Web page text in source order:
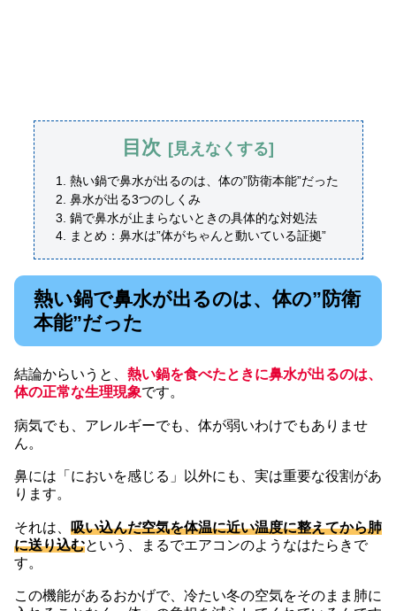
目次
熱い鍋で鼻水が出るのは、体の”防衛本能”だった
鼻水が出る3つのしくみ
鍋で鼻水が止まらないときの具体的な対処法
まとめ：鼻水は”体がちゃんと動いている証拠”
熱い鍋で鼻水が出るのは、体の”防衛
本能”だった
結論からいうと、 熱い鍋を食べたときに鼻水が出るのは、
体の正常な生理現象です。
病気でも、アレルギーでも、体が弱いわけでもありませ
ん。
鼻には「においを感じる」以外にも、実は重要な役割があ
ります。
それは、 吸い込んだ空気を体温に近い温度に整えてから肺
に送り込むという、まるでエアコンのようなはたらきで
す。
この機能があるおかげで、冷たい冬の空気をそのまま肺に